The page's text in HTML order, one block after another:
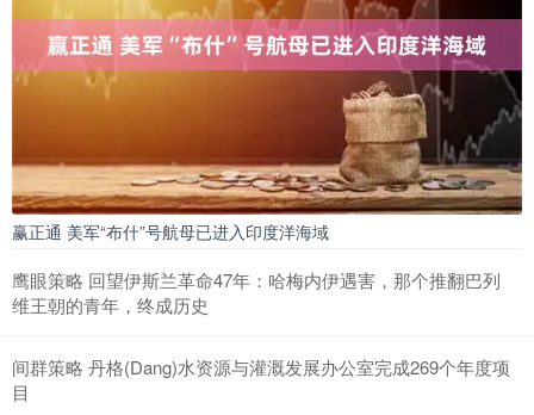
赢正通 美军“布什”号航母已进入印度洋海域
鹰眼策略 回望伊斯兰革命47年：哈梅内伊遇害，那个推翻巴列
维王朝的青年，终成历史
间群策略 丹格(Dang)水资源与灌溉发展办公室完成269个年度项
目